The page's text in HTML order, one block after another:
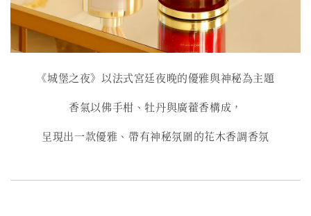
《城堡之夜》以法式宮廷夜晚的優雅與神秘為主題
香氣以佛手柑、牡丹與廣藿香構成，
呈現出一款優雅、帶有神秘氛圍的花木香調香氛